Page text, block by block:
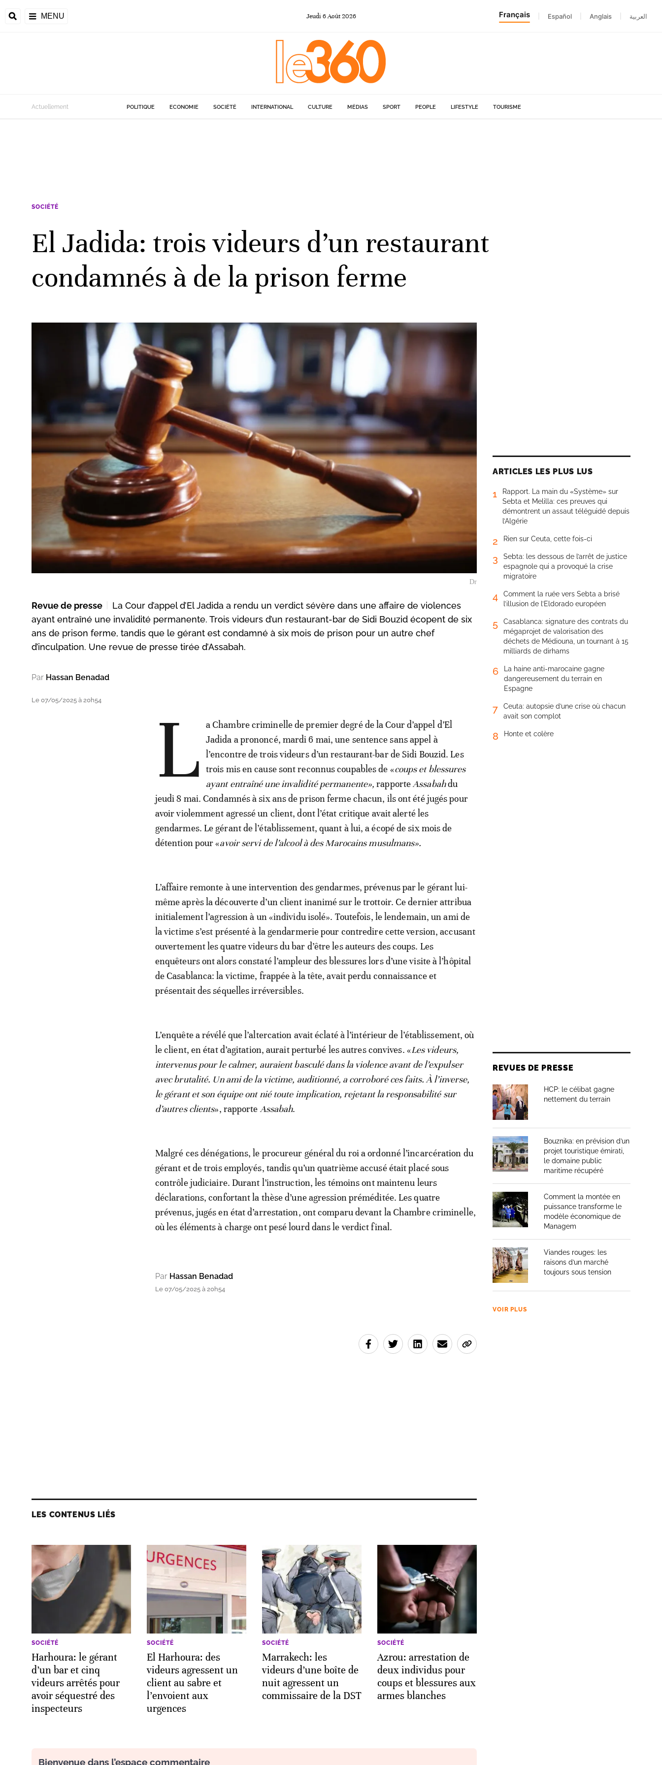
MENU Jeudi 6Août 2026 Français Español Anglais العربية
Actuellement POLITIQUE ECONOMIE SOCIÉTÉ INTERNATIONAL CULTURE MÉDIAS SPORT PEOPLE LIFESTYLE TOURISME
SOCIÉTÉ
El Jadida: trois videurs d’un restaurant
condamnés à de la prison ferme
Dr
Revue de presse
La Cour d’appel d’El Jadida a rendu un verdict sévère dans une affaire de violences
ayant entraîné une invalidité permanente. Trois videurs d’un restaurant-bar de Sidi Bouzid écopent de six
ans de prison ferme, tandis que le gérant est condamné à six mois de prison pour un autre chef
d’inculpation. Une revue de presse tirée d’Assabah.
Par Hassan Benadad
Le 07/05/2025 à 20h54 L
a Chambre criminelle de premier degré de la Cour d’appel d’El
Jadida a prononcé, mardi 6 mai, une sentence sans appel à
l’encontre de trois videurs d’un restaurant-bar de Sidi Bouzid. Les
trois mis en cause sont reconnus coupables de «coups et blessures
ayant entraîné une invalidité permanente», rapporte Assabahdu
jeudi 8 mai. Condamnés à six ans de prison ferme chacun, ils ont été jugés pour
avoir violemment agressé un client, dont l’état critique avait alerté les
gendarmes. Le gérant de l’établissement, quant à lui, a écopé de six mois de
détention pour «avoir servi de l’alcool à des Marocains musulmans».
L’affaire remonte à une intervention des gendarmes, prévenus par le gérant lui-
même après la découverte d’un client inanimé sur le trottoir. Ce dernier attribua
initialement l’agression à un «individu isolé». Toutefois, le lendemain, un ami de
la victime s’est présenté à la gendarmerie pour contredire cette version, accusant
ouvertement les quatre videurs du bar d’être les auteurs des coups. Les
enquêteurs ont alors constaté l’ampleur des blessures lors d’une visite à l’hôpital
de Casablanca: la victime, frappée à la tête, avait perdu connaissance et
présentait des séquelles irréversibles.
L’enquête a révélé que l’altercation avait éclaté à l’intérieur de l’établissement, où
le client, en état d’agitation, aurait perturbé les autres convives. «Les videurs,
intervenus pour le calmer, auraient basculé dans la violence avant de l’expulser
avec brutalité. Un ami de la victime, auditionné, a corroboré ces faits. À l’inverse,
le gérant et son équipe ont nié toute implication, rejetant la responsabilité sur
d’autres clients», rapporte Assabah.
Malgré ces dénégations, le procureur général du roi a ordonné l’incarcération du
gérant et de trois employés, tandis qu’un quatrième accusé était placé sous
contrôle judiciaire. Durant l’instruction, les témoins ont maintenu leurs
déclarations, confortant la thèse d’une agression préméditée. Les quatre
prévenus, jugés en état d’arrestation, ont comparu devant la Chambre criminelle,
où les éléments à charge ont pesé lourd dans le verdict final.
Par Hassan Benadad
Le 07/05/2025 à 20h54
LES CONTENUS LIÉS
SOCIÉTÉ
Harhoura: le gérant
d’un bar et cinq
videurs arrêtés pour
avoir séquestré des
inspecteurs
SOCIÉTÉ
El Harhoura: des
videurs agressent un
client au sabre et
l’envoient aux
urgences
SOCIÉTÉ
Marrakech: les
videurs d’une boîte de
nuit agressent un
commissaire de la DST
SOCIÉTÉ
Azrou: arrestation de
deux individus pour
coups et blessures aux
armes blanches
Bienvenue dans l’espace commentaire
ARTICLES LES PLUS LUS
1
Rapport. La main du «Système» sur
Sebta et Melilla: ces preuves qui
démontrent un assaut téléguidé depuis
l’Algérie
2 Rien sur Ceuta, cette fois-ci
3
Sebta: les dessous de l’arrêt de justice
espagnole qui a provoqué la crise
migratoire
4
Comment la ruée vers Sebta a brisé
l’illusion de l’Eldorado européen
5
Casablanca: signature des contrats du
mégaprojet de valorisation des
déchets de Médiouna, un tournant à 15
milliards de dirhams
6
La haine anti-marocaine gagne
dangereusement du terrain en
Espagne
7
Ceuta: autopsie d’une crise où chacun
avait son complot
8 Honte et colère
REVUES DE PRESSE
HCP: le célibat gagne
nettement du terrain
Bouznika: en prévision d’un
projet touristique émirati,
le domaine public
maritime récupéré
Comment la montée en
puissance transforme le
modèle économique de
Managem
Viandes rouges: les
raisons d’un marché
toujours sous tension
VOIR PLUS